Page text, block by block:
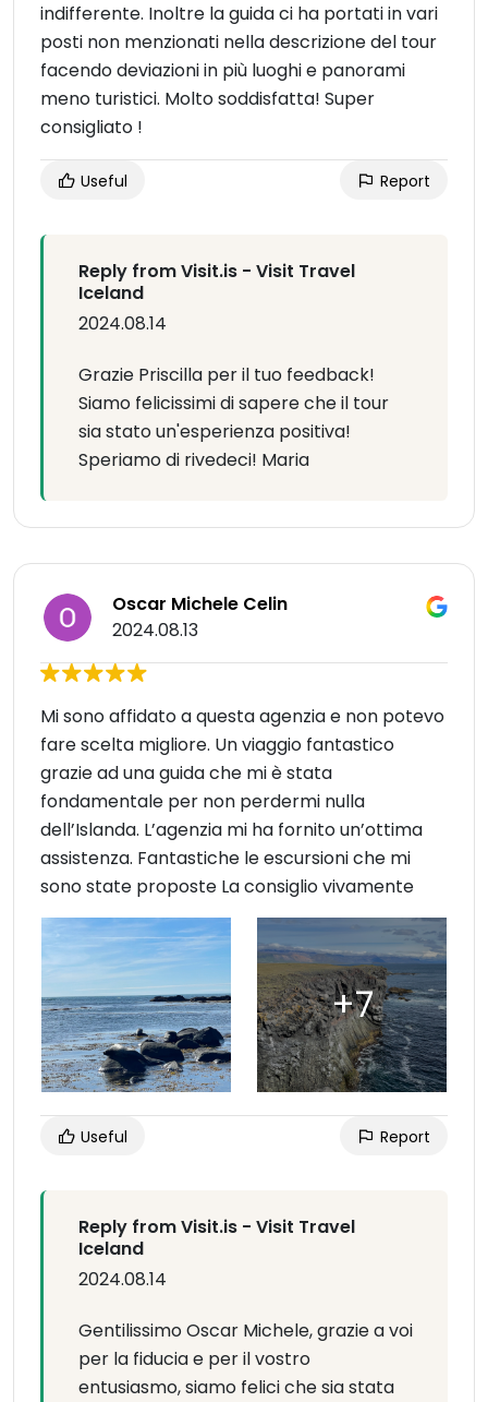
indifferente. Inoltre la guida ci ha portati in vari
posti non menzionati nella descrizione del tour
facendo deviazioni in più luoghi e panorami
meno turistici. Molto soddisfatta! Super
consigliato !
Useful Report
Reply from Visit.is - Visit Travel
Iceland
2024.08.14
Grazie Priscilla per il tuo feedback!
Siamo felicissimi di sapere che il tour
sia stato un'esperienza positiva!
Speriamo di rivedeci! Maria
Oscar Michele Celin
2024.08.13
Mi sono affidato a questa agenzia e non potevo
fare scelta migliore. Un viaggio fantastico
grazie ad una guida che mi è stata
fondamentale per non perdermi nulla
dell’Islanda. L’agenzia mi ha fornito un’ottima
assistenza. Fantastiche le escursioni che mi
sono state proposte La consiglio vivamente
Useful Report
Reply from Visit.is - Visit Travel
Iceland
2024.08.14
Gentilissimo Oscar Michele, grazie a voi
per la fiducia e per il vostro
entusiasmo, siamo felici che sia stata